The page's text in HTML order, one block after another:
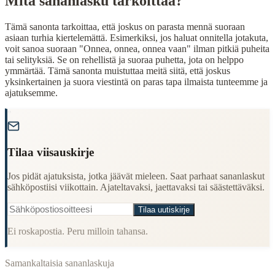
Learning Finnish language through proverbs
Cultural Context
Language:Finnish (suomi)
Origin:Finland
Period:
Tämä sanonta tarkoittaa, että joskus on parasta mennä suoraan
asiaan turhia kiertelemättä. Esimerkiksi, jos haluat onnitella jotakuta,
voit sanoa suoraan "Onnea, onnea, onnea vaan" ilman pitkiä puheita
tai selityksiä. Se on rehellistä ja suoraa puhetta, jota on helppo
ymmärtää. Tämä sanonta muistuttaa meitä siitä, että joskus
yksinkertainen ja suora viestintä on paras tapa ilmaista tunteemme ja
ajatuksemme.
Tilaa viisauskirje
Jos pidät ajatuksista, jotka jäävät mieleen. Saat parhaat sananlaskut
sähköpostiisi viikottain. Ajateltavaksi, jaettavaksi tai säästettäväksi.
Tilaa uutiskirje
Ei roskapostia. Peru milloin tahansa.
Samankaltaisia sananlaskuja